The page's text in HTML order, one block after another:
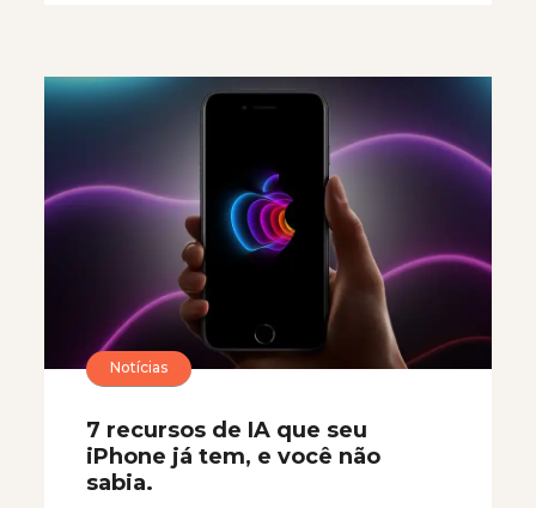
Notícias
7 recursos de IA que seu
iPhone já tem, e você não
sabia.